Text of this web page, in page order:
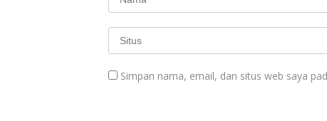
Simpan nama, email, dan situs web saya